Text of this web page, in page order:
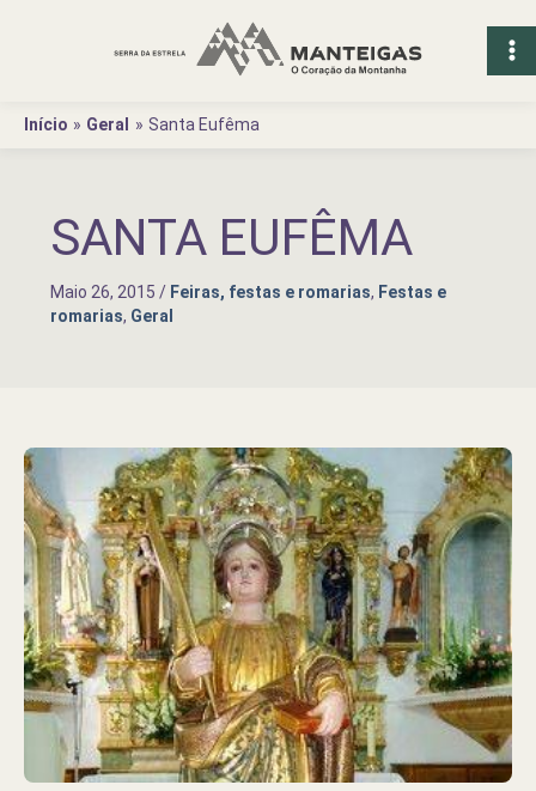
Início
Geral Santa Eufêma
SANTA EUFÊMA
Maio 26, 2015 / Feiras, festas e romarias, Festas e
romarias, Geral